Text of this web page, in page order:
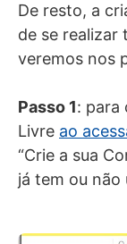
De resto, a
de se realizar
veremos nos
Passo 1: para
Livre ao
“Crie a sua
já tem ou